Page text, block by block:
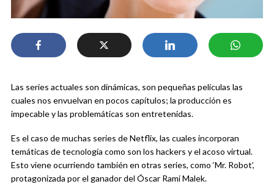
Las series actuales son dinámicas, son pequeñas películas las
cuales nos envuelvan en pocos capítulos; la producción es
impecable y las problemáticas son entretenidas.
Es el caso de muchas series de Netflix, las cuales incorporan
temáticas de tecnología como son los hackers y el acoso virtual.
Esto viene ocurriendo también en otras series, como ‘Mr. Robot’,
protagonizada por el ganador del Óscar Rami Malek.